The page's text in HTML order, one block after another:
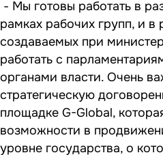
- Мы готовы работать в
рамках рабочих групп, и в
создаваемых при
работать с
органами власти. Очень
стратегическую
площадке G-Global,
возможности в
уровне государства, о